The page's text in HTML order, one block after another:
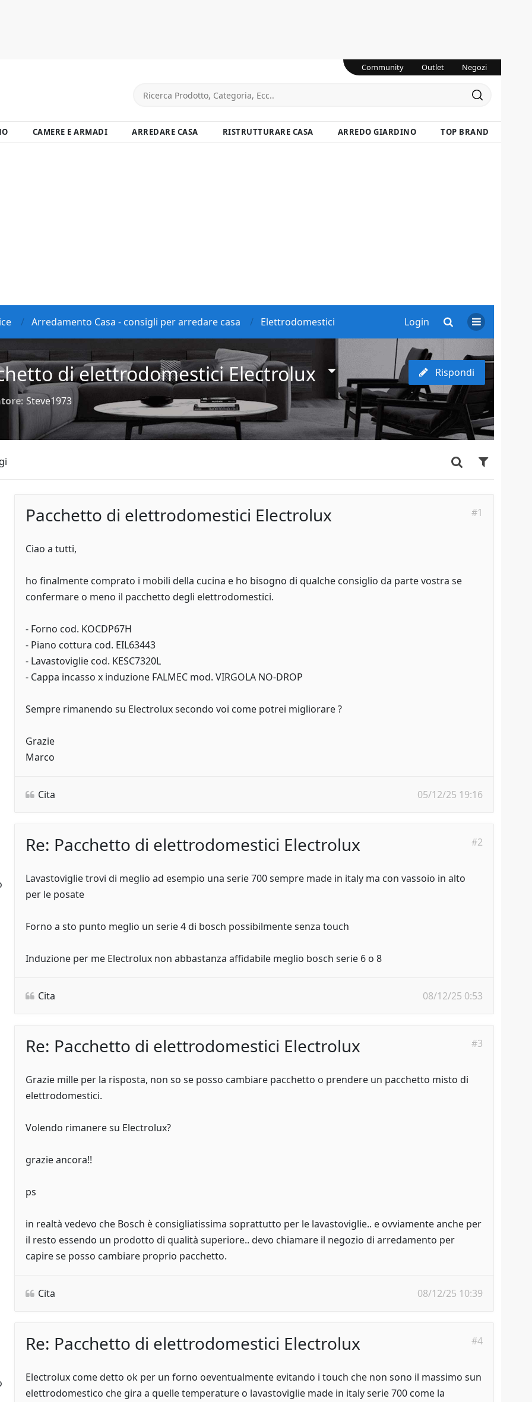
Community Outlet Negozi
CAMERE E ARMADI ARREDARE CASA RISTRUTTURARE CASA ARREDO GIARDINO TOP BRAND
Login
Arredamento Casa - consigli per arredare casa Elettrodomestici
di elettrodomestici Electrolux
Steve1973
Rispondi
Pacchetto di elettrodomestici Electrolux #1
Ciao a tutti,
ho finalmente comprato i mobili della cucina e ho bisogno di qualche consiglio da parte vostra se
confermare o meno il pacchetto degli elettrodomestici.
- Forno cod. KOCDP67H
- Piano cottura cod. EIL63443
- Lavastoviglie cod. KESC7320L
- Cappa incasso x induzione FALMEC mod. VIRGOLA NO-DROP
Sempre rimanendo su Electrolux secondo voi come potrei migliorare ?
Grazie
Marco
Cita 05/12/25 19:16
Re: Pacchetto di elettrodomestici Electrolux #2
Lavastoviglie trovi di meglio ad esempio una serie 700 sempre made in italy ma con vassoio in alto
per le posate
Forno a sto punto meglio un serie 4 di bosch possibilmente senza touch
Induzione per me Electrolux non abbastanza affidabile meglio bosch serie 6 o 8
Cita 08/12/25 0:53
Re: Pacchetto di elettrodomestici Electrolux #3
Grazie mille per la risposta, non so se posso cambiare pacchetto o prendere un pacchetto misto di
elettrodomestici.
Volendo rimanere su Electrolux?
grazie ancora!!
ps
in realtà vedevo che Bosch è consigliatissima soprattutto per le lavastoviglie.. e ovviamente anche per
il resto essendo un prodotto di qualità superiore.. devo chiamare il negozio di arredamento per
capire se posso cambiare proprio pacchetto.
Cita 08/12/25 10:39
Re: Pacchetto di elettrodomestici Electrolux #4
Electrolux come detto ok per un forno oeventualmente evitando i touch che non sono il massimo sun
elettrodomestico che gira a quelle temperature o lavastoviglie made in italy serie 700 come la